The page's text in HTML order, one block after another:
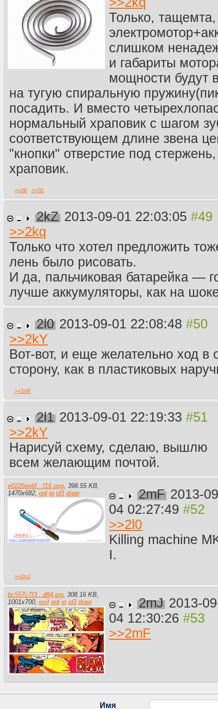
Только, тащемта,
слишком
и габариты
мощности будут
на тугую спиральную
посадить. И вместо
нормальный храповик с шагом
соответствующем длине звена
"кнопки" отверстие под
храповик.
>>2l0 >>2l1
2kZ 2013-09-01 22:03:05
>>2kq
Только что хотел предложить
лень было рисовать.
И да, пальчиковая батарейка —
лучше аккумуляторы, как на
2l0 2013-09-01 22:08:48
>>2kY
Вот-вот, и еще желательно ход в
сторону, как в пластиковых
>>2mF
2l1 2013-09-01 22:19:33
>>2kY
Нарисуй схему, сделаю, вышлю
всем желающим почтой.
e0226ee6f...f16.png, 398.55 KB,
1470x682, ggl iq id3 draw 2mF 2013-
04 02:27:49
>>2l0
Killing machine
I.
>>2mJ
bc557c7f3...d84.jpg 308.16 KB
1001x700 exif ggl iq id3 draw 2mJ 2013-
04 12:30:26
>>2mF